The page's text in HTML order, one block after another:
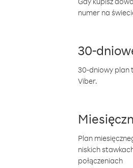
numer na
30-
30-dniowy plan
Viber.
Plan
niskich
połączeniach